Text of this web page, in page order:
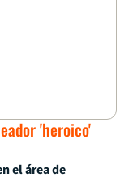
'heroico'
el área de